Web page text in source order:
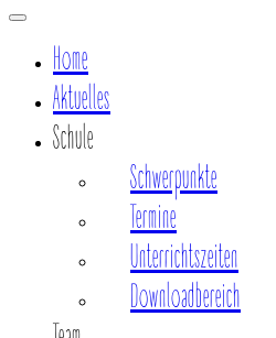
Home
Aktuelles
Schule
Schwerpunkte
Termine
Unterrichtszeiten
Downloadbereich